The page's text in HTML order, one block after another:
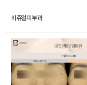
비쥬얼피부과